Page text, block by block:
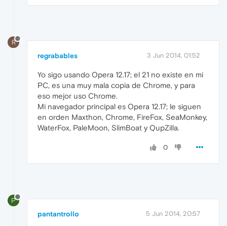
R
regrabables 3 Jun 2014, 01:52
Yo sigo usando Opera 12.17; el 21 no existe en mi
PC, es una muy mala copia de Chrome, y para
eso mejor uso Chrome.
Mi navegador principal es Opera 12.17; le siguen
en orden Maxthon, Chrome, FireFox, SeaMonkey,
WaterFox, PaleMoon, SlimBoat y QupZilla.
0
P
pantantrollo 5 Jun 2014, 20:57